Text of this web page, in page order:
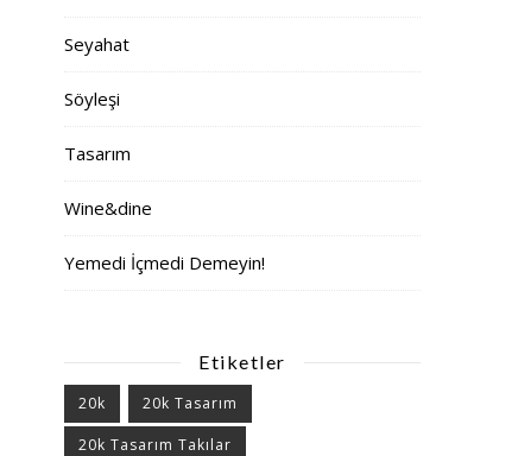
Seyahat
Söyleşi
Tasarım
Wine&dine
Yemedi İçmedi Demeyin!
Etiketler
20k 20k Tasarım
20k Tasarım Takılar